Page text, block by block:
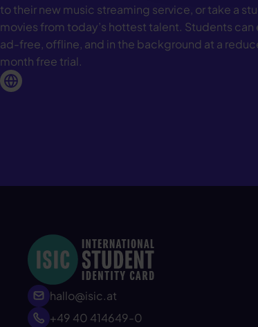
to their new music streaming service, or take a
movies from today’s hottest talent. Students can
ad-free, offline, and in the background at a
month free trial.
hallo@isic.at
+49 40 414649-0